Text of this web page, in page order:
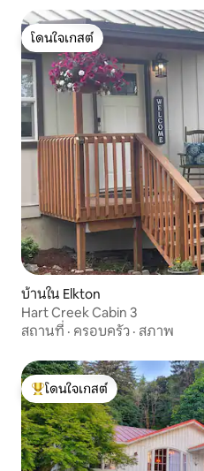
โดนใจเกสต์
โดนใจเกสต์
บ้านใน Elkton
Hart Creek Cabin 3
สถานที่ · ครอบครัว · สภาพ
โดนใจเกสต์ที่สุด
โดนใจเกสต์